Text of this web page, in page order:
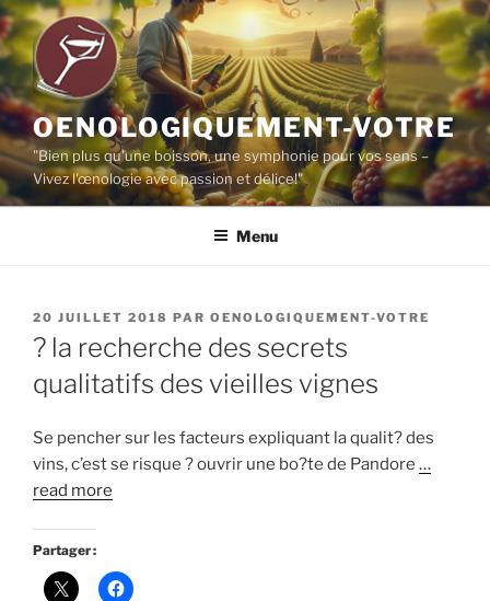
Aller
au
contenu
principal
OENOLOGIQUEMENT-VOTRE
"Bien plus qu'une boisson, une symphonie pour vos sens –
Vivez l'œnologie avec passion et délice!"
Menu
PUBLIÉ
LE
20 JUILLET 2018 PAR OENOLOGIQUEMENT-VOTRE
? la recherche des secrets
qualitatifs des vieilles vignes
Se pencher sur les facteurs expliquant la qualit? des
vins, c’est se risque ? ouvrir une bo?te de Pandore …
read more
Partager :